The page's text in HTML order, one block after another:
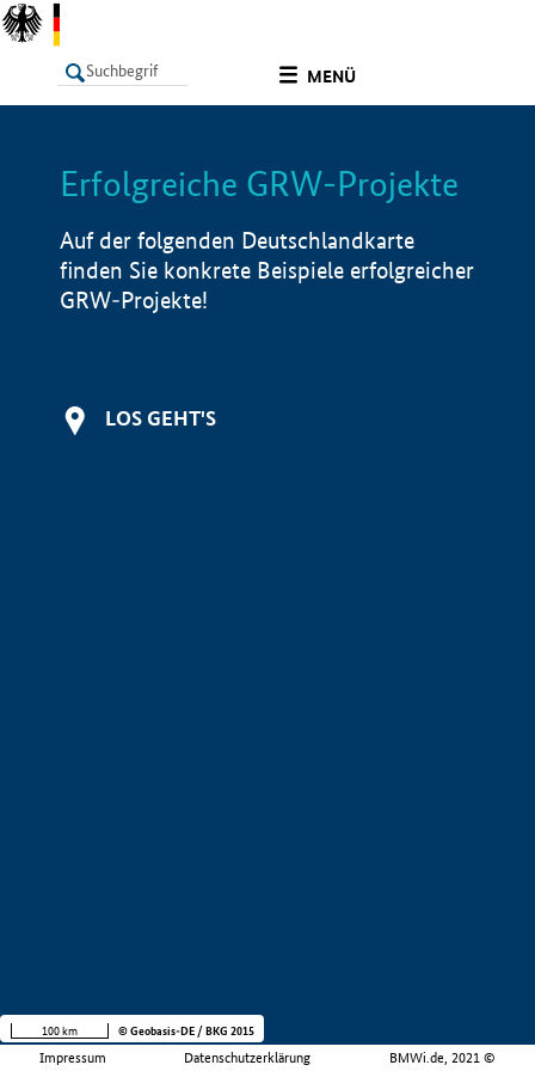
MENÜ
LISTE Info
Erfolgreiche GRW-Projekte
Auf der folgenden Deutschlandkarte
finden Sie konkrete Beispiele erfolgreicher
GRW-Projekte!
LOS GEHT'S
Impressum Datenschutzerklärung BMWi.de, 2021 ©
100 km © Geobasis-DE / BKG 2015